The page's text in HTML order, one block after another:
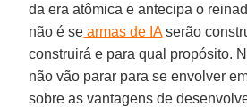
da era atômica e antecipa o
não é se armas de IAserão
construirá e para qual propósito.
não vão parar para se envolver
sobre as vantagens de